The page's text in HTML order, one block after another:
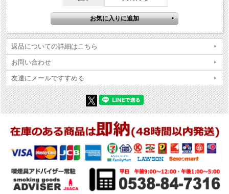
写真やコンディション説明をご確認の上ご購入ください。
返品についての詳細はこちら
お問い合わせ
友達にメールですすめる